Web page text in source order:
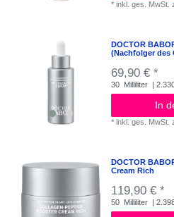
*inkl. ges. MwSt.
DOCTOR
(Nachfolger des
69,90 € *
30 Milliliter |
In
*inkl. ges. MwSt.
DOCTOR
Cream Rich
119,90 € *
50 Milliliter |